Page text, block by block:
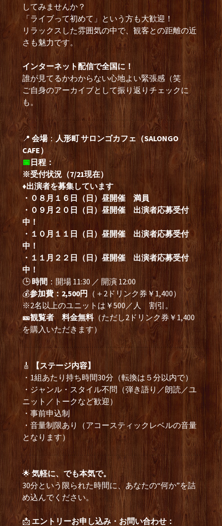
してみませんか？
「ライブって初めて」という方も大歓迎！
リラックスした雰囲気の中で、観客との距離の近
さも魅力です。
インターネット配信で全国に！
誰が見てるかわからない心地よい緊張感（笑
ご自身のアーカイブとして振り返りチェックに
も。
📍 会場： 人形町 サロンゴカフェ（SALONGO
CAFE）
📅 日程：
※受付状況（7/21現在）
♦出演者を募集しています
・０８月１６日（日）昼開催 満員
・０９月２０日（日）昼開催 出演者応募受付
中！
・１０月１１日（日）昼開催 出演者応募受付
中！
・１１月２２日（日）昼開催 出演者応募受付
中！
🕒 時間：開場 11:30 ／ 開演 12:00
💰参加費：2,500円 （＋2ドリンク券￥1,400）
※2名以上のユニットは￥500／人 割引。
🎫観覧者 料金無料（ただし2ドリンク券￥1,400
を購入いただきます）
🎸
【ステージ内容】
・1組あたり持ち時間30分（転換は５分以内で）
・ジャンル・スタイル不問（弾き語り／朗読／ユ
ニット／トークなど歓迎）
・事前申込制
・音量制限あり（アコースティックレベルの音量
となります）
🌟 気軽に、でも本気で。
30分という限られた時間に、あなたの“何か”を詰
め込んでください。
📩 エントリーお申し込み・お問い合わせ：